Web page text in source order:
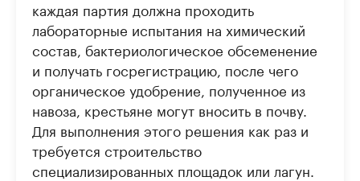
каждая партия должна проходить
лабораторные испытания на химический
состав, бактериологическое обсеменение
и получать госрегистрацию, после чего
органическое удобрение, полученное из
навоза, крестьяне могут вносить в почву.
Для выполнения этого решения как раз и
требуется строительство
специализированных площадок или лагун.